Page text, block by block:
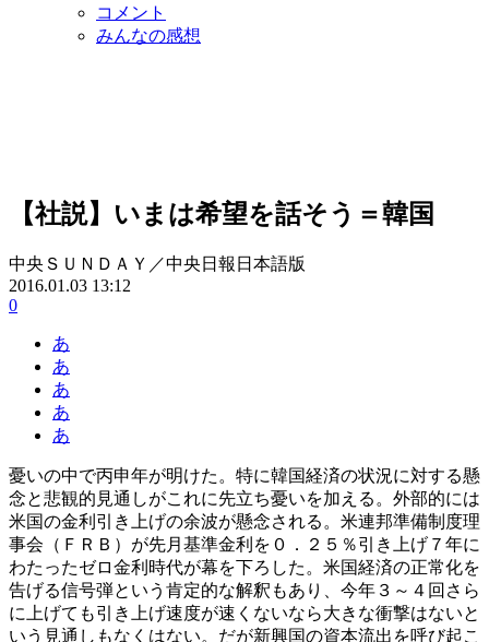
コメント
みんなの感想
【社説】いまは希望を話そう＝韓国
中央ＳＵＮＤＡＹ／中央日報日本語版
2016.01.03 13:12
0
あ
あ
あ
あ
あ
憂いの中で丙申年が明けた。特に韓国経済の状況に対する懸
念と悲観的見通しがこれに先立ち憂いを加える。外部的には
米国の金利引き上げの余波が懸念される。米連邦準備制度理
事会（ＦＲＢ）が先月基準金利を０．２５％引き上げ７年に
わたったゼロ金利時代が幕を下ろした。米国経済の正常化を
告げる信号弾という肯定的な解釈もあり、今年３～４回さら
に上げても引き上げ速度が速くないなら大きな衝撃はないと
いう見通しもなくはない。だが新興国の資本流出を呼び起こ